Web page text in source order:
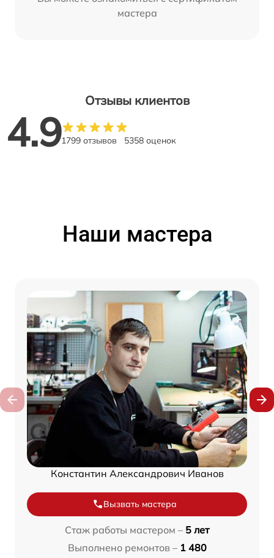
мастера
Отзывы клиентов
4.91799 отзывов 5358 оценок
Наши мастера
Константин Александрович Иванов
Вызвать мастера
Стаж работы мастером – 5 лет
Выполнено ремонтов – 1 480